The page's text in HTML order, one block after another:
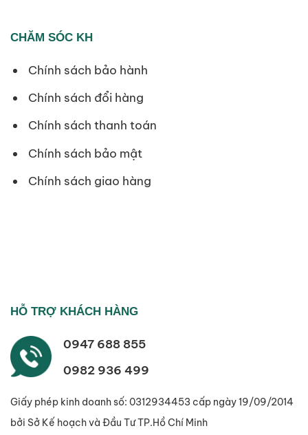
CHĂM SÓC KH
Chính sách bảo hành
Chính sách đổi hàng
Chính sách thanh toán
Chính sách bảo mật
Chính sách giao hàng
HỖ TRỢ KHÁCH HÀNG
0947 688 855
0982 936 499
Giấy phép kinh doanh số: 0312934453 cấp ngày 19/09/2014
bởi Sở Kế hoạch và Đầu Tư TP.Hồ Chí Minh